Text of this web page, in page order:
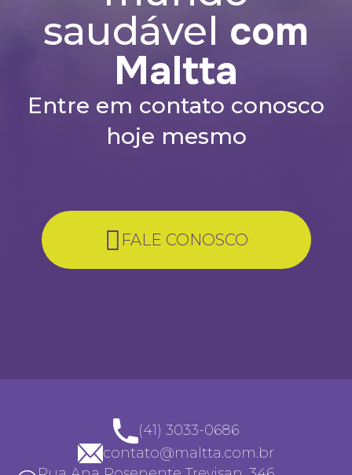
saudável com
Maltta
Entre em contato conosco
hoje mesmo
FALE CONOSCO
(41) 3033-0686
contato@maltta.com.br